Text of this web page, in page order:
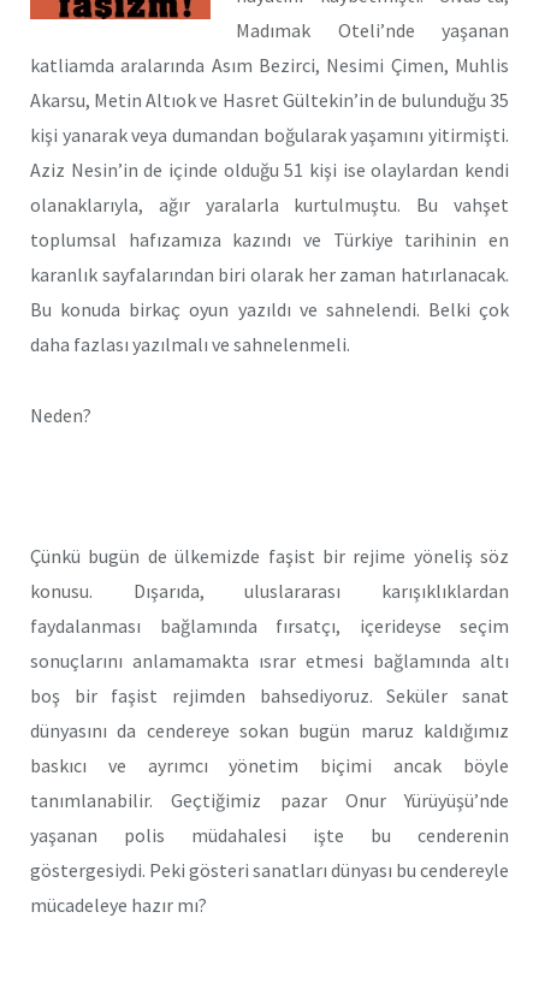
Madımak Oteli’nde yaşanan
katliamda aralarında Asım Bezirci, Nesimi Çimen, Muhlis
Akarsu, Metin Altıok ve Hasret Gültekin’in de bulunduğu 35
kişi yanarak veya dumandan boğularak yaşamını yitirmişti.
Aziz Nesin’in de içinde olduğu 51 kişi ise olaylardan kendi
olanaklarıyla, ağır yaralarla kurtulmuştu. Bu vahşet
toplumsal hafızamıza kazındı ve Türkiye tarihinin en
karanlık sayfalarından biri olarak her zaman hatırlanacak.
Bu konuda birkaç oyun yazıldı ve sahnelendi. Belki çok
daha fazlası yazılmalı ve sahnelenmeli.
Neden?
Çünkü bugün de ülkemizde faşist bir rejime yöneliş söz
konusu. Dışarıda, uluslararası karışıklıklardan
faydalanması bağlamında fırsatçı, içerideyse seçim
sonuçlarını anlamamakta ısrar etmesi bağlamında altı
boş bir faşist rejimden bahsediyoruz. Seküler sanat
dünyasını da cendereye sokan bugün maruz kaldığımız
baskıcı ve ayrımcı yönetim biçimi ancak böyle
tanımlanabilir. Geçtiğimiz pazar Onur Yürüyüşü’nde
yaşanan polis müdahalesi işte bu cenderenin
göstergesiydi. Peki gösteri sanatları dünyası bu cendereyle
mücadeleye hazır mı?